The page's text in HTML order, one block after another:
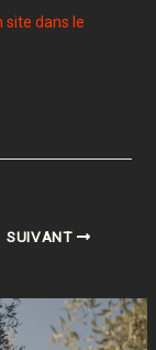
site dans le
SUIVANT